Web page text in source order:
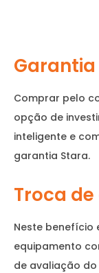
Comprar pelo
opção de
inteligente e
garantia Stara.
Troca
Neste benefício
equipamento
de avaliação